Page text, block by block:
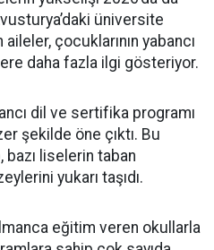
üniversite
çocuklarının yabancı
daha fazla ilgi gösteriyor.
dil ve sertifika programı
şekilde öne çıktı. Bu
liselerin taban
yukarı taşıdı.
eğitim veren okullarla